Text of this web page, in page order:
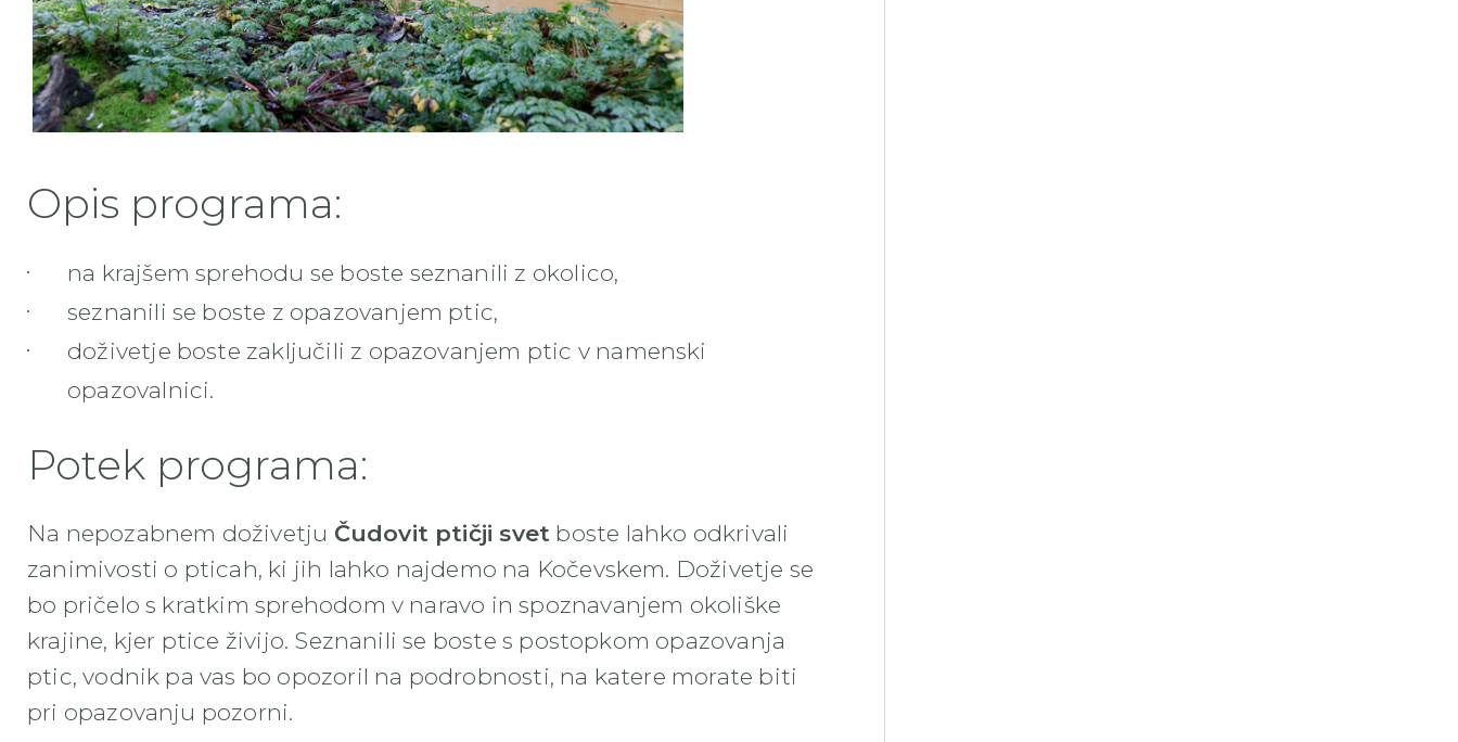
Opis programa:
na krajšem sprehodu se boste seznanili z okolico,
seznanili se boste z opazovanjem ptic,
doživetje boste zaključili z opazovanjem ptic v namenski
opazovalnici.
Potek programa:
Na nepozabnem doživetju Čudovit ptičji svet boste lahko odkrivali
zanimivosti o pticah, ki jih lahko najdemo na Kočevskem. Doživetje se
bo pričelo s kratkim sprehodom v naravo in spoznavanjem okoliške
krajine, kjer ptice živijo. Seznanili se boste s postopkom opazovanja
ptic, vodnik pa vas bo opozoril na podrobnosti, na katere morate biti
pri opazovanju pozorni.